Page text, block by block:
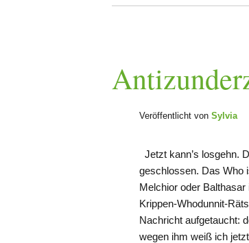
Veröffentlicht von Sylvia
Jetzt kann’s losgehn.
geschlossen. Das Who
Melchior oder
Krippen-Whodunnit-
Nachricht aufgetaucht:
wegen ihm weiß ich